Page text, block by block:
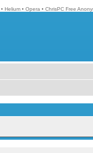
• Helium • Opera • ChrisPC Free